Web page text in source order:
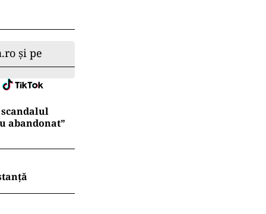
îndeplinite
.
țării.
pentru arta